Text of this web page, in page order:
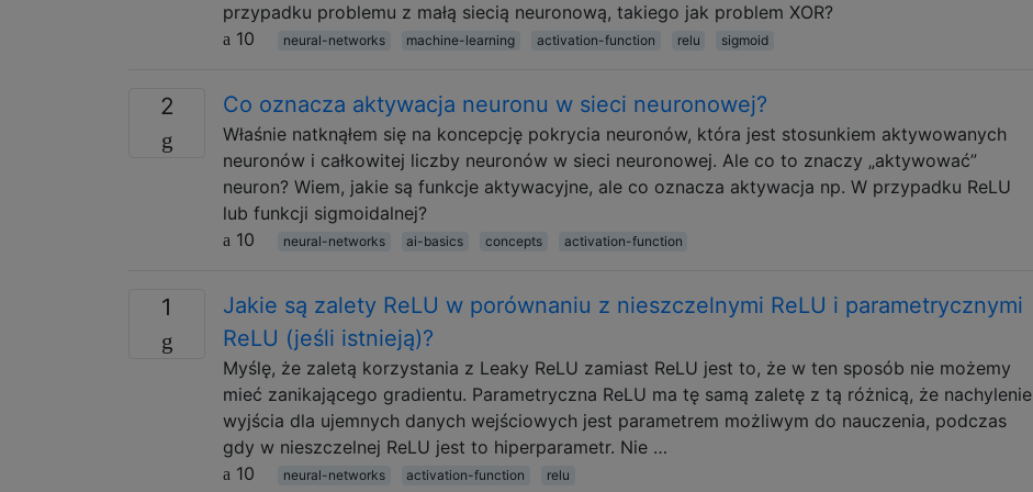
przypadku problemu z małą siecią neuronową, takiego jak problem XOR?
10
neural-networks machine-learning activation-function relu sigmoid
2 Co oznacza aktywacja neuronu w sieci neuronowej?
Właśnie natknąłem się na koncepcję pokrycia neuronów, która jest stosunkiem aktywowanych
neuronów i całkowitej liczby neuronów w sieci neuronowej. Ale co to znaczy „aktywować”
neuron? Wiem, jakie są funkcje aktywacyjne, ale co oznacza aktywacja np. W przypadku ReLU
lub funkcji sigmoidalnej?
10
neural-networks ai-basics concepts activation-function
1
Jakie są zalety ReLU w porównaniu z nieszczelnymi ReLU i parametrycznymi
ReLU (jeśli istnieją)?
Myślę, że zaletą korzystania z Leaky ReLU zamiast ReLU jest to, że w ten sposób nie możemy
mieć zanikającego gradientu. Parametryczna ReLU ma tę samą zaletę z tą różnicą, że nachylenie
wyjścia dla ujemnych danych wejściowych jest parametrem możliwym do nauczenia, podczas
gdy w nieszczelnej ReLU jest to hiperparametr. Nie …
10
neural-networks activation-function relu